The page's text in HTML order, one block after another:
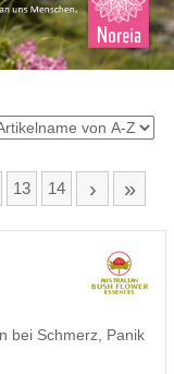
13 14 › »
bei Schmerz, Panik